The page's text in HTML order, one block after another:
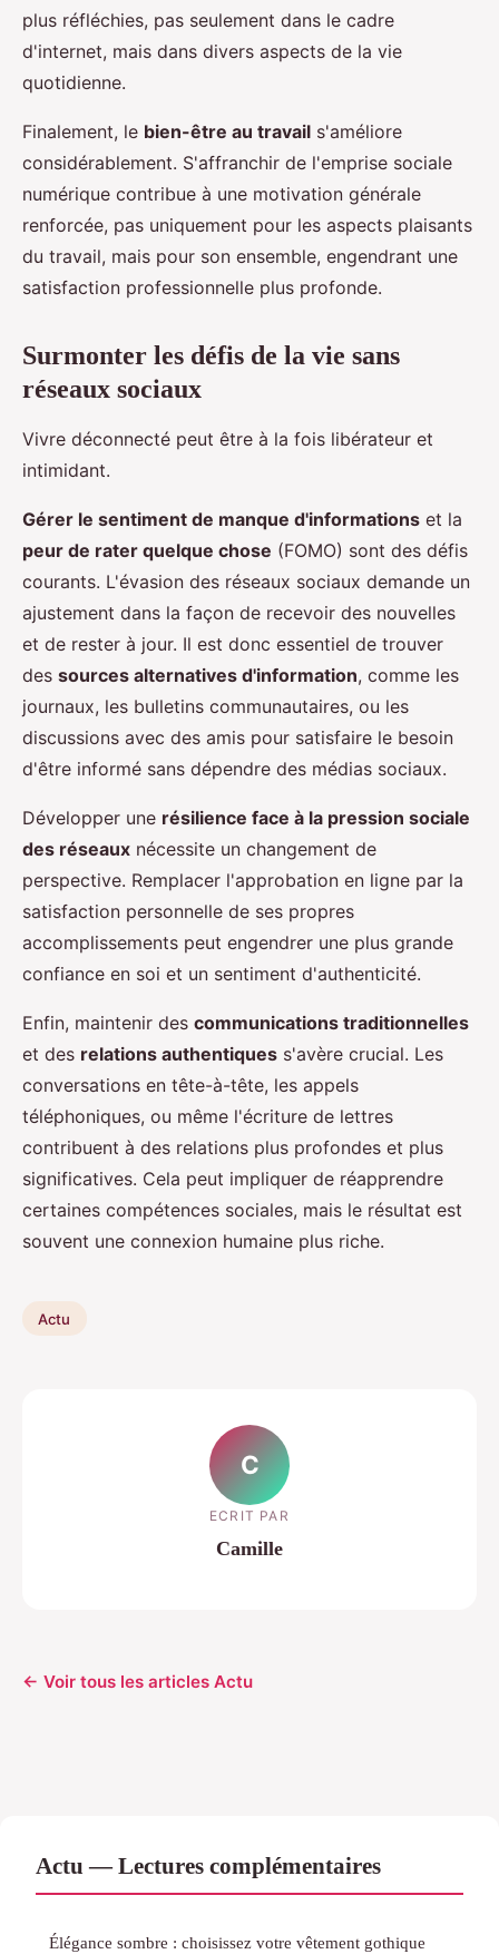
plus réfléchies, pas seulement dans le cadre
d'internet, mais dans divers aspects de la vie
quotidienne.
Finalement, le bien-être au travail s'améliore
considérablement. S'affranchir de l'emprise sociale
numérique contribue à une motivation générale
renforcée, pas uniquement pour les aspects plaisants
du travail, mais pour son ensemble, engendrant une
satisfaction professionnelle plus profonde.
Surmonter les défis de la vie sans
réseaux sociaux
Vivre déconnecté peut être à la fois libérateur et
intimidant.
Gérer le sentiment de manque d'informations et la
peur de rater quelque chose (FOMO) sont des défis
courants. L'évasion des réseaux sociaux demande un
ajustement dans la façon de recevoir des nouvelles
et de rester à jour. Il est donc essentiel de trouver
des sources alternatives d'information, comme les
journaux, les bulletins communautaires, ou les
discussions avec des amis pour satisfaire le besoin
d'être informé sans dépendre des médias sociaux.
Développer une résilience face à la pression sociale
des réseaux nécessite un changement de
perspective. Remplacer l'approbation en ligne par la
satisfaction personnelle de ses propres
accomplissements peut engendrer une plus grande
confiance en soi et un sentiment d'authenticité.
Enfin, maintenir des communications traditionnelles
et des relations authentiques s'avère crucial. Les
conversations en tête-à-tête, les appels
téléphoniques, ou même l'écriture de lettres
contribuent à des relations plus profondes et plus
significatives. Cela peut impliquer de réapprendre
certaines compétences sociales, mais le résultat est
souvent une connexion humaine plus riche.
Actu
C
ECRIT PAR
Camille
← Voir tous les articles Actu
Actu — Lectures complémentaires
Élégance sombre : choisissez votre vêtement gothique